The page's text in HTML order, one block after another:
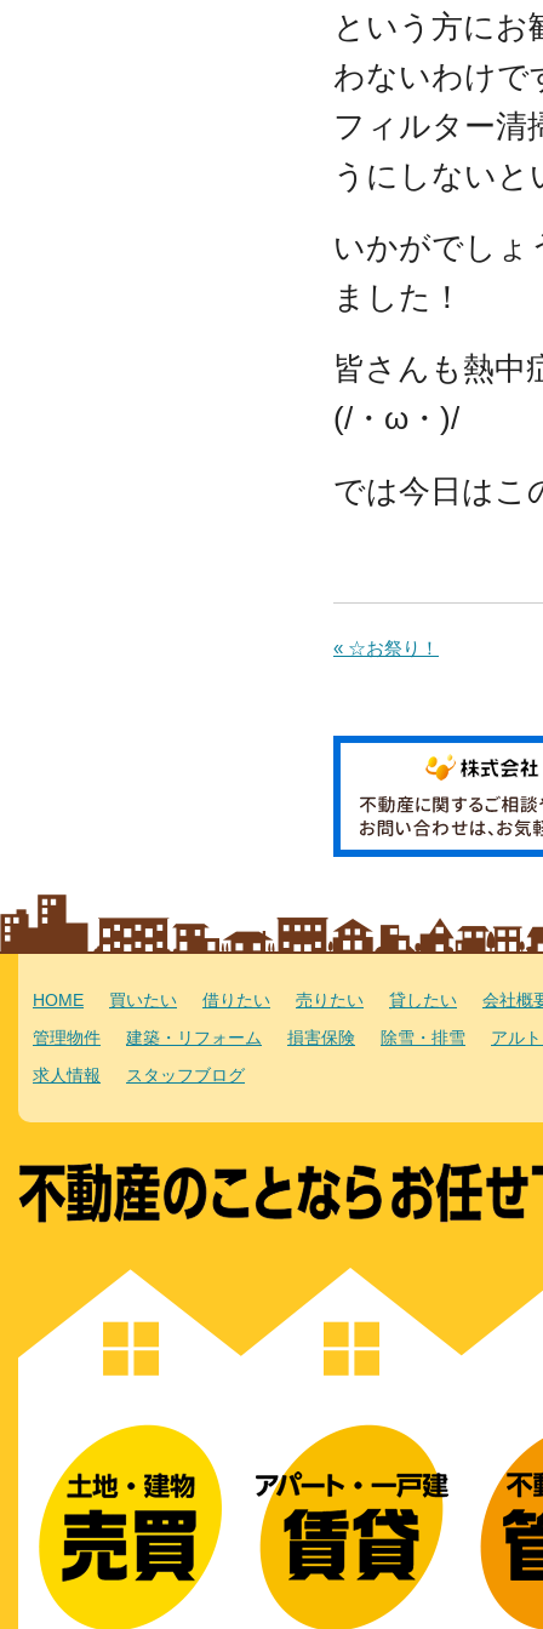
という方にお
わないわけで
フィルター清
うにしないと
いかがでしょ
ました！
皆さんも熱中
(/・ω・)/
では今日はこ
« ☆お祭り！
HOME 買いたい 借りたい 売りたい 貸したい 会社概
管理物件 建築・リフォーム 損害保険 除雪・排雪 アル
求人情報 スタッフブログ